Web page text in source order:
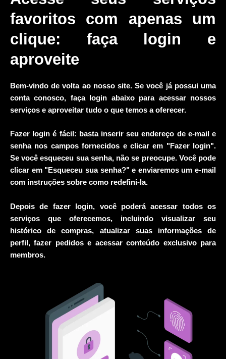
favoritos com apenas um
clique: faça login e
aproveite
Bem-vindo de volta ao nosso site. Se você já possui uma
conta conosco, faça login abaixo para acessar nossos
serviços e aproveitar tudo o que temos a oferecer.
Fazer login é fácil: basta inserir seu endereço de e-mail e
senha nos campos fornecidos e clicar em "Fazer login".
Se você esqueceu sua senha, não se preocupe. Você pode
clicar em "Esqueceu sua senha?" e enviaremos um e-mail
com instruções sobre como redefini-la.
Depois de fazer login, você poderá acessar todos os
serviços que oferecemos, incluindo visualizar seu
histórico de compras, atualizar suas informações de
perfil, fazer pedidos e acessar conteúdo exclusivo para
membros.